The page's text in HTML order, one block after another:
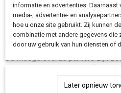
Leg de rubbers voor montage
Dit maakt het rubber zachter en
Plaats de doppen vervolgens op
voorzichtig vast met een
De meegeleverde parkers zijn
de doppen heen bij het cijfer dat
Ben je niet in het bezit van een
informatie en advertenties. Daarnaast
media-, advertentie- en
hoe u onze site gebruikt. Zij kunnen
combinatie met andere gegevens die
door uw gebruik van hun diensten of
Later opnieuw